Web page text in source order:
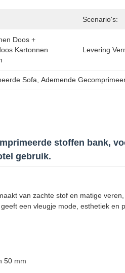
Scenario's:
Doos +
Kartonnen
Levering
Sofa , Ademende
stoffen bank,
gebruik.
van zachte stof en matige
een vleugje mode, esthetiek en
50 mm